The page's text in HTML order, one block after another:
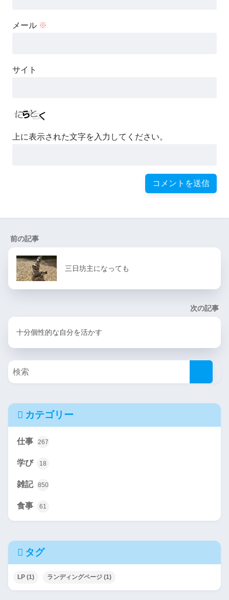
メール ※
サイト
上に表示された文字を入力してください。
前の記事
三日坊主になっても
次の記事
十分個性的な自分を活かす
カテゴリー
仕事 267
学び 18
雑記 850
食事 61
タグ
LP (1) ランディングページ (1)